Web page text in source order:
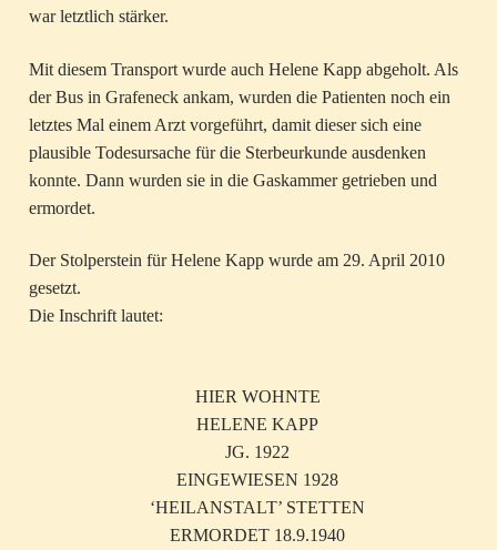
war letztlich stärker.
Mit diesem Transport wurde auch Helene Kapp abgeholt. Als
der Bus in Grafeneck ankam, wurden die Patienten noch ein
letztes Mal einem Arzt vorgeführt, damit dieser sich eine
plausible Todesursache für die Sterbeurkunde ausdenken
konnte. Dann wurden sie in die Gaskammer getrieben und
ermordet.
Der Stolperstein für Helene Kapp wurde am 29. April 2010
gesetzt.
Die Inschrift lautet:
HIER WOHNTE
HELENE KAPP
JG. 1922
EINGEWIESEN 1928
‘HEILANSTALT’ STETTEN
ERMORDET 18.9.1940